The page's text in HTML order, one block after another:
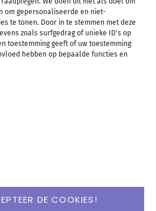
om gepersonaliseerde en niet-
te tonen. Door in te stemmen met deze
zoals surfgedrag of unieke ID's op
toestemming geeft of uw toestemming
hebben op bepaalde functies en
DE COOKIES!